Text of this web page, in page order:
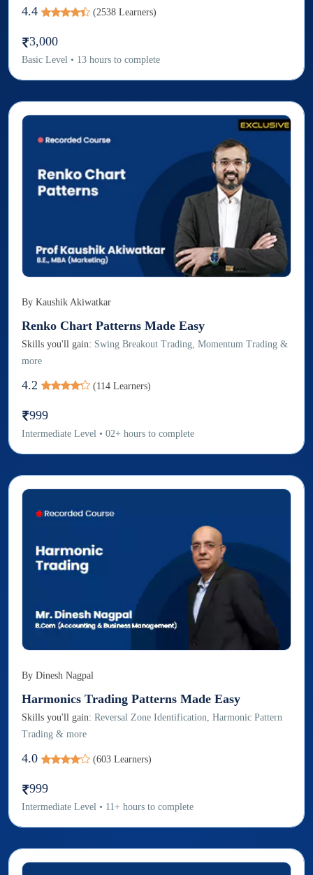
4.4 (2538 Learners)
3,000
Basic Level • 13 hours to complete
By Kaushik Akiwatkar
Renko Chart Patterns Made Easy
Skills you'll gain: Swing Breakout Trading, Momentum Trading &
more
4.2 (114 Learners)
999
Intermediate Level • 02+ hours to complete
By Dinesh Nagpal
Harmonics Trading Patterns Made Easy
Skills you'll gain: Reversal Zone Identification, Harmonic Pattern
Trading & more
4.0 (603 Learners)
999
Intermediate Level • 11+ hours to complete